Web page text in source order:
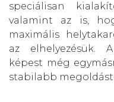
speciálisan
valamint az is,
maximális
az elhelyezésük.
képest még
stabilabb megoldást